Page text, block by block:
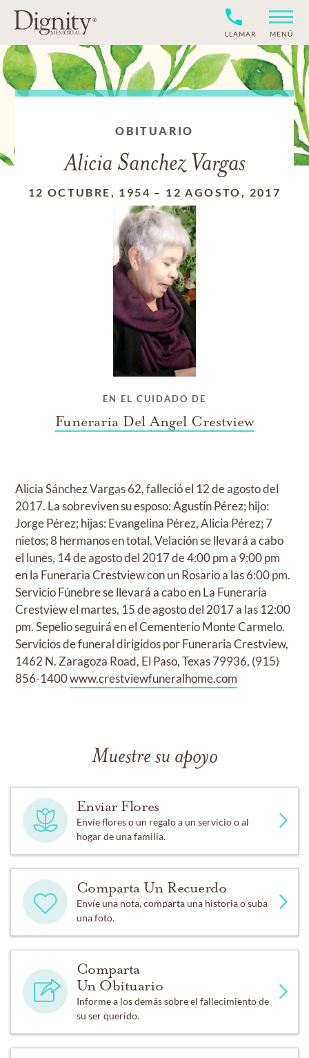
LLAMAR MENÚ
OBITUARIO
Alicia Sanchez Vargas
12 OCTUBRE, 1954 – 12 AGOSTO, 2017
EN EL CUIDADO DE
Funeraria Del Angel Crestview
Alicia Sánchez Vargas 62, falleció el 12 de agosto del
2017. La sobreviven su esposo: Agustín Pérez; hijo:
Jorge Pérez; hijas: Evangelina Pérez, Alicia Pérez; 7
nietos; 8 hermanos en total. Velación se llevará a cabo
el lunes, 14 de agosto del 2017 de 4:00 pm a 9:00 pm
en la Funeraria Crestview con un Rosario a las 6:00 pm.
Servicio Fúnebre se llevará a cabo en La Funeraria
Crestview el martes, 15 de agosto del 2017 a las 12:00
pm. Sepelio seguirá en el Cementerio Monte Carmelo.
Servicios de funeral dirigidos por Funeraria Crestview,
1462 N. Zaragoza Road, El Paso, Texas 79936, (915)
856-1400www.crestviewfuneralhome.com
Muestre su apoyo
Enviar Flores
Envíe flores o un regalo a un servicio o al
hogar de una familia.
Comparta Un Recuerdo
Envíe una nota, comparta una historia o suba
una foto.
Comparta
Un Obituario
Informe a los demás sobre el fallecimiento de
su ser querido.